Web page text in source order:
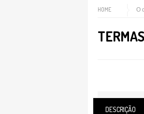
HOME O
DESCRIÇÃO